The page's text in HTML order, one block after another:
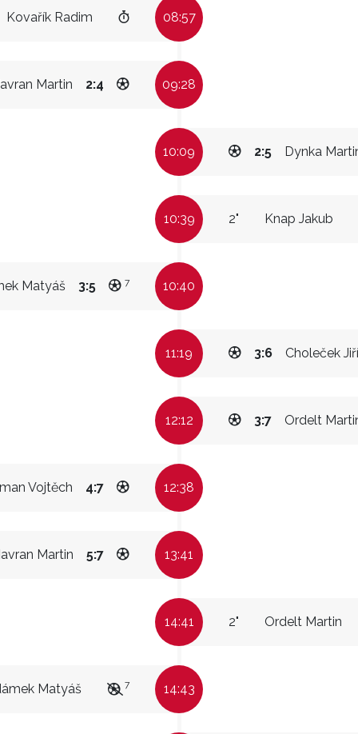
Kovařík Radim 08:57
Martin 2:4 09:28
10:09 Dynka
2:5
10:39 Knap Jakub
2"
Matyáš 3:5 7 10:40
11:19 Choleček Jiří
3:6
12:12 Ordelt
3:7
Vojtěch 4:7 12:38
Martin 5:7 13:41
14:41 Ordelt Martin
2"
Matyáš 7 14:43